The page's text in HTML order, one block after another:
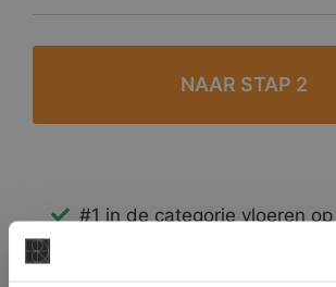
#1 in de categorie vloeren
Binnen 24 uur een